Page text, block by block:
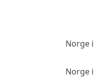
Norge
Norge